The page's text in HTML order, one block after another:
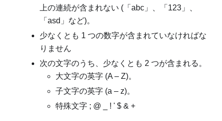
上の連続が含まれない (「abc」、「123」、
「asd」など)。
少なくとも 1 つの数字が含まれていなければな
りません
次の文字のうち、少なくとも 2 つが含まれる。
大文字の英字 (A – Z)。
子文字の英字 (a – z)。
特殊文字 ; @ _ ! ' $ & +